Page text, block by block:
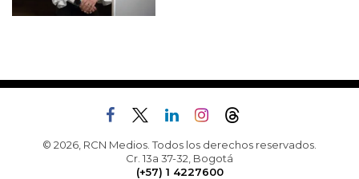
© 2026, RCN Medios. Todos los derechos reservados.
Cr. 13a 37-32, Bogotá
(+57) 1 4227600